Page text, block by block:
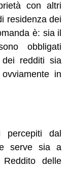
con altri
residenza dei
è: sia il
obbligati
dei redditi sia
in
percepiti dal
serve sia a
delle